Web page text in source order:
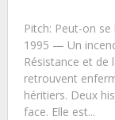
Pitch: Peut-on se
1995 — Un
Résistance et
retrouvent
héritiers. Deux
face. Elle est...